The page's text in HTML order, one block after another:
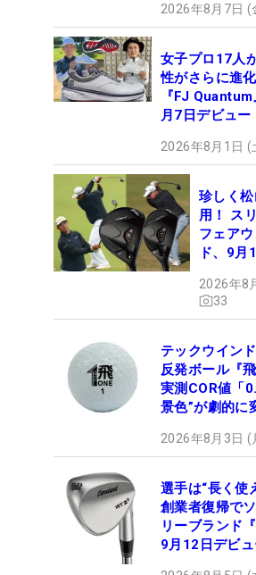
2026年8月7日 (
女子プロ17人
性がさらに進
『FJ
月7日デビュー
2026年8月1日 (
珍しく
用！ ス
フェア
ド、9月
2026年8
33
テックウイン
反発ボール『
実測COR値「
景色”が劇的に
2026年8月3日 (
選手は“長く使
創業者復帰で
リーブランド
9月12日デビ